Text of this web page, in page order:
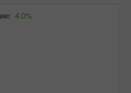
4.0%